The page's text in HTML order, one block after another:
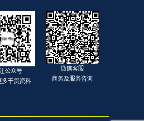
公众号
多干货资料
微信客服
商务及服务咨询